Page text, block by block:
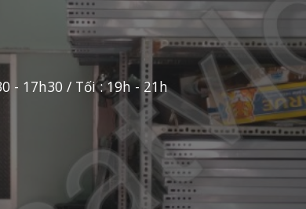
- 17h30 / Tối : 19h - 21h